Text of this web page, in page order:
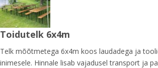
Toidutelk 6x4m
Telk mõõtmetega 6x4m koos laudadega ja
inimesele. Hinnale lisab vajadusel transport ja